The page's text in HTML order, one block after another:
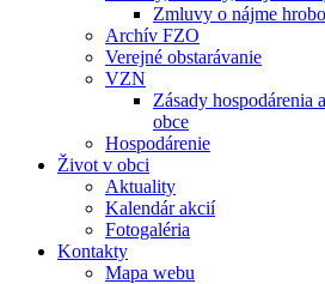
Zmluvy o nájme
Archív FZO
Verejné obstarávanie
VZN
Zásady hospodárenia
obce
Hospodárenie
Život v obci
Aktuality
Kalendár akcií
Fotogaléria
Kontakty
Mapa webu